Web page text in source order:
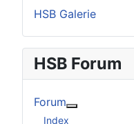
HSB Galerie
HSB Forum
Forum
Index